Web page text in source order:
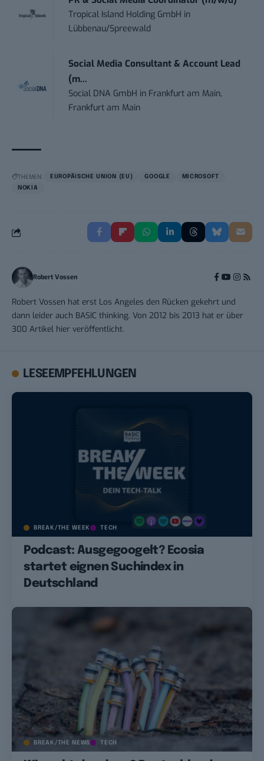
Tropical Island Holding GmbH in
Lübbenau/Spreewald
Social Media Consultant & Account Lead
(m...
Social DNA GmbH in Frankfurt am Main,
Frankfurt am Main
THEMEN: EUROPÄISCHE UNION (EU) GOOGLE
MICROSOFT
NOKIA
Robert Vossen
Robert Vossen hat erst Los Angeles den Rücken gekehrt und
dann leider auch BASIC thinking. Von 2012 bis 2013 hat er über
300 Artikel hier veröffentlicht.
LESEEMPFEHLUNGEN
BREAK/THE WEEK TECH
Podcast: Ausgegoogelt? Ecosia
startet eignen Suchindex in
Deutschland
BREAK/THE NEWS TECH